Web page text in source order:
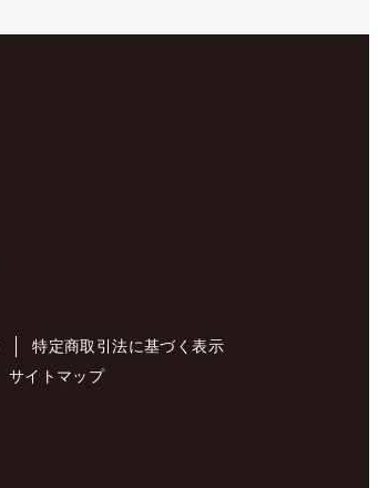
特定商取引法に基づく表示
サイトマップ